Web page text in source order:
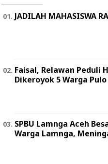
JADILAH MAHASISWA
Faisal, Relawan Peduli
Dikeroyok 5 Warga
SPBU Lamnga Aceh
Warga Lamnga,